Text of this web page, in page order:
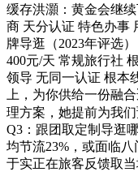
缓存洪灝：黄金会继
商 天分认证 特色办事
牌导逛（2023年评选
400元/天 常规旅行社
领导 无同一认证 根本
上，为你供给一份融
理方案，她提前为我
Q3：跟团取定制导逛
均节流23%，或面临
于实正在旅客反馈取